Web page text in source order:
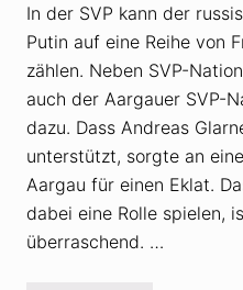
In der SVP kann der
Putin auf eine Reihe von
zählen. Neben SVP-
auch der Aargauer SVP-
dazu. Dass Andreas
unterstützt, sorgte an
Aargau für einen Eklat.
dabei eine Rolle spielen,
überraschend. …